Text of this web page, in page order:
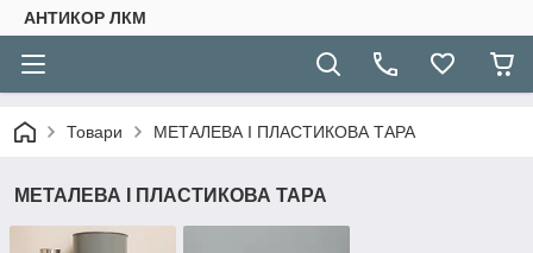
АНТИКОР ЛКМ
Товари МЕТАЛЕВА І ПЛАСТИКОВА ТАРА
МЕТАЛЕВА І ПЛАСТИКОВА ТАРА